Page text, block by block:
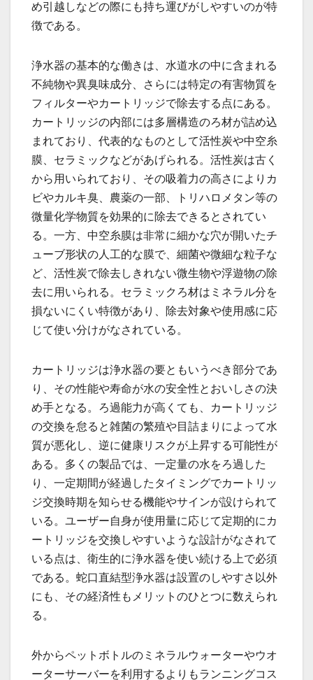
め引越しなどの際にも持ち運びがしやすいのが特
徴である。
浄水器の基本的な働きは、水道水の中に含まれる
不純物や異臭味成分、さらには特定の有害物質を
フィルターやカートリッジで除去する点にある。
カートリッジの内部には多層構造のろ材が詰め込
まれており、代表的なものとして活性炭や中空糸
膜、セラミックなどがあげられる。活性炭は古く
から用いられており、その吸着力の高さによりカ
ビやカルキ臭、農薬の一部、トリハロメタン等の
微量化学物質を効果的に除去できるとされてい
る。一方、中空糸膜は非常に細かな穴が開いたチ
ューブ形状の人工的な膜で、細菌や微細な粒子な
ど、活性炭で除去しきれない微生物や浮遊物の除
去に用いられる。セラミックろ材はミネラル分を
損ないにくい特徴があり、除去対象や使用感に応
じて使い分けがなされている。
カートリッジは浄水器の要ともいうべき部分であ
り、その性能や寿命が水の安全性とおいしさの決
め手となる。ろ過能力が高くても、カートリッジ
の交換を怠ると雑菌の繁殖や目詰まりによって水
質が悪化し、逆に健康リスクが上昇する可能性が
ある。多くの製品では、一定量の水をろ過した
り、一定期間が経過したタイミングでカートリッ
ジ交換時期を知らせる機能やサインが設けられて
いる。ユーザー自身が使用量に応じて定期的にカ
ートリッジを交換しやすいような設計がなされて
いる点は、衛生的に浄水器を使い続ける上で必須
である。蛇口直結型浄水器は設置のしやすさ以外
にも、その経済性もメリットのひとつに数えられ
る。
外からペットボトルのミネラルウォーターやウオ
ーターサーバーを利用するよりもランニングコス